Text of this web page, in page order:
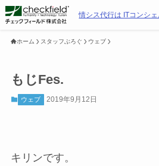
情シス代行は ITコンシ
ホーム スタッフぶろぐ ウェブ
もじFes.
ウェブ 2019年9月12日
キリンです。